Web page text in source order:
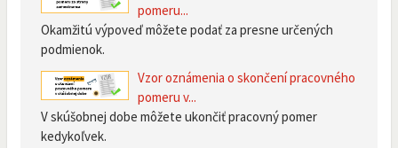
pomeru...
Okamžitú výpoveď môžete podať za presne určených
podmienok.
Vzor oznámenia o skončení pracovného
pomeru v...
V skúšobnej dobe môžete ukončiť pracovný pomer
kedykoľvek.